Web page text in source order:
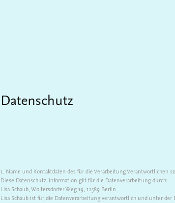
Datenschutz
1. Name und Kontaktdaten des für die Verarbeitung Verantwortlichen
Diese Datenschutz-Information gilt für die Datenverarbeitung durch:
Lisa Schaub, Woltersdorfer Weg 19, 12589 Berlin
Lisa Schaub ist für die Datenverarbeitung verantwortlich und unter der